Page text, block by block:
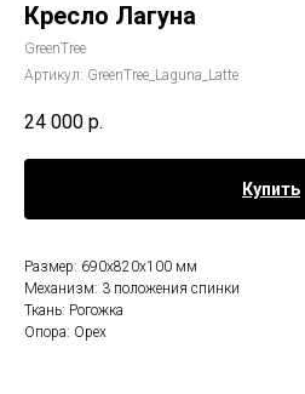
Кресло Лагуна
GreenTree
Артикул: GreenTree_Laguna_Latte
24 000 р.
Купить
Размер: 690х820х100 мм
Механизм: 3 положения спинки
Ткань: Рогожка
Опора: Орех